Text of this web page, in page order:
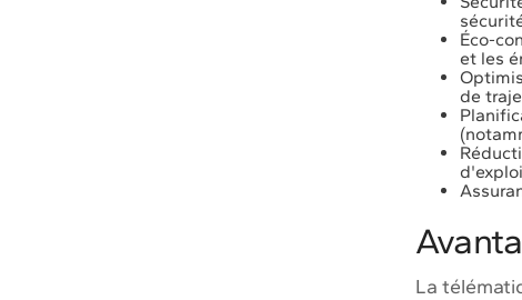
Éco-
et les
de
La